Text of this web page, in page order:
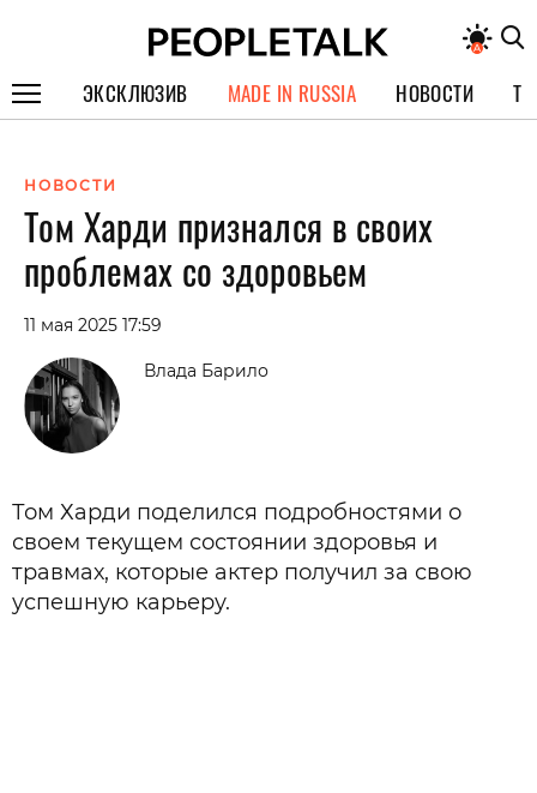
ЭКСКЛЮЗИВ
СПЕЦПРОЕКТЫ
ИНТЕРВЬЮ
ПОКОЛЕНИЕ
MADE IN RUSSIA НОВОСТИ
НОВОСТИ
Том Харди признался в своих
проблемах со здоровьем
11 мая 2025 17:59
Влада Барило
Том Харди поделился подробностями о
своем текущем состоянии здоровья и
травмах, которые актер получил за свою
успешную карьеру.